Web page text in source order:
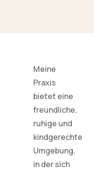
Meine
Praxis
bietet eine
freundliche,
ruhige und
kindgerechte
Umgebung,
in der sich